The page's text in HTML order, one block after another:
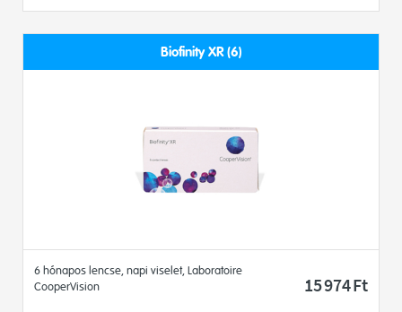
Biofinity XR (6)
6 hónapos lencse, napi viselet, Laboratoire
CooperVision
15 974Ft